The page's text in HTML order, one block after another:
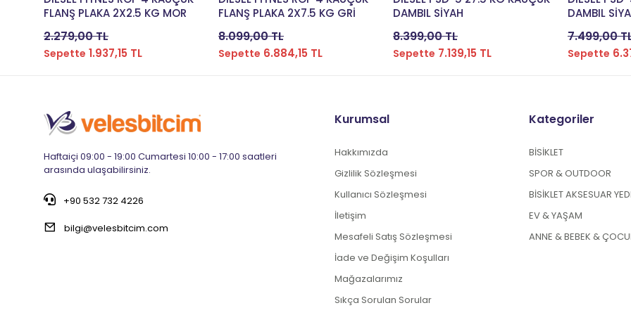
FLANŞ PLAKA 2X2.5 KG MOR
2.279,00 TL
Sepette 1.937,15 TL
FLANŞ PLAKA 2X7.5 KG GRİ
8.099,00 TL
Sepette 6.884,15 TL
DAMBIL SİYAH
8.399,00 TL
Sepette 7.139,15 TL
DAMBIL
7.499,00
Sepette
Haftaiçi 09:00 - 19:00 Cumartesi 10:00 - 17:00 saatleri
arasında ulaşabilirsiniz.
+90 532 732 4226
bilgi@velesbitcim.com
Kurumsal
Hakkımızda
Gizlilik Sözleşmesi
Kullanıcı Sözleşmesi
İletişim
Mesafeli Satış Sözleşmesi
İade ve Değişim Koşulları
Mağazalarımız
Sıkça Sorulan Sorular
Kategoriler
BİSİKLET
SPOR & OUTDOOR
BİSİKLET AKSESUAR
EV & YAŞAM
ANNE & BEBEK &